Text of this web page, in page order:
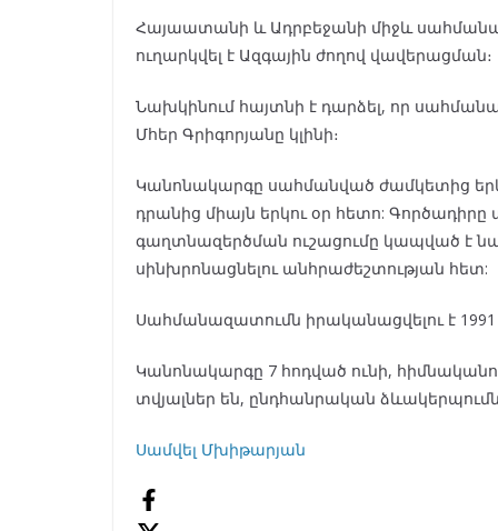
Հայաատանի և Ադրբեջանի միջև
ուղարկվել է Ազգային ժողով վավերացման։
Նախկինում հայտնի է դարձել, որ
Մհեր Գրիգորյանը կլինի։
Կանոնակարգը սահմանված ժամկետից
դրանից միայն երկու օր հետո:
գաղտնազերծման ուշացումը կապված է
սինխրոնացնելու անհրաժեշտության հետ:
Սահմանազատումն իրականացվելու է
Կանոնակարգը 7 հոդված ունի,
տվյալներ են, ընդհանրական
Սամվել Մխիթարյան